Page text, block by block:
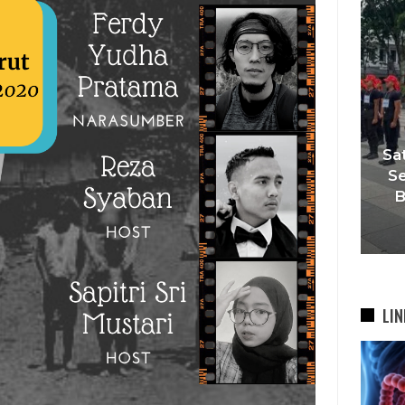
‘Agar Tak Ada Mimpi Yang
Terhenti’, IOM ITB Perkuat
Gerakan Beasiswa…
7 Agu 2026